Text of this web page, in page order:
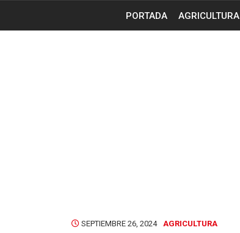
PORTADA AGRICULTURA
SEPTIEMBRE 26, 2024 AGRICULTURA